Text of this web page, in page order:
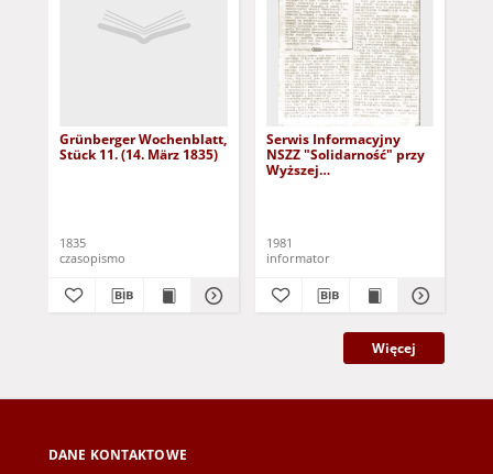
Grünberger Wochenblatt,
Stück 11. (14. März 1835)
1835
czasopismo
Serwis Informacyjny
NSZZ "Solidarność" przy
Wyższej
1981
informator
Więcej
DANE KONTAKTOWE